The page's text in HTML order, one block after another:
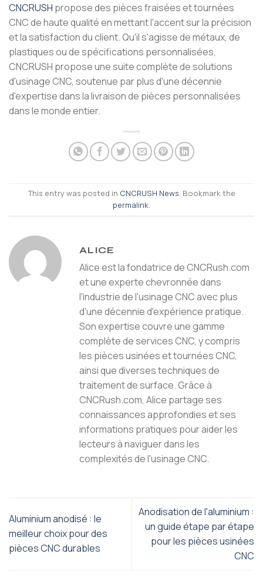
CNCRUSH propose des pièces fraisées et tournées
CNC de haute qualité en mettant l'accent sur la précision
et la satisfaction du client. Qu'il s'agisse de métaux, de
plastiques ou de spécifications personnalisées,
CNCRUSH propose une suite complète de solutions
d'usinage CNC, soutenue par plus d'une décennie
d'expertise dans la livraison de pièces personnalisées
dans le monde entier.
This entry was posted in CNCRUSH News. Bookmark the
permalink.
ALICE
Alice est la fondatrice de CNCRush.com
et une experte chevronnée dans
l'industrie de l'usinage CNC avec plus
d'une décennie d'expérience pratique.
Son expertise couvre une gamme
complète de services CNC, y compris
les pièces usinées et tournées CNC,
ainsi que diverses techniques de
traitement de surface. Grâce à
CNCRush.com, Alice partage ses
connaissances approfondies et ses
informations pratiques pour aider les
lecteurs à naviguer dans les
complexités de l'usinage CNC.
Aluminium anodisé : le
meilleur choix pour des
pièces CNC durables
Anodisation de l'aluminium :
un guide étape par étape
pour les pièces usinées
CNC